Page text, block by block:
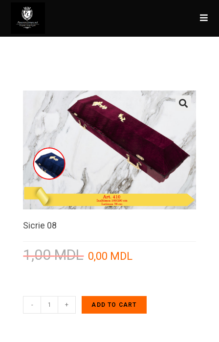
Sicrie 08
1,00MDL 0,00 MDL
- + ADD TO CART